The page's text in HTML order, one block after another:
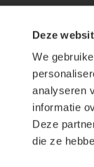
Deze
We
analyseren
informatie
Deze
die ze
Updates
Over ons
Contact
Werken bij
Internationaal